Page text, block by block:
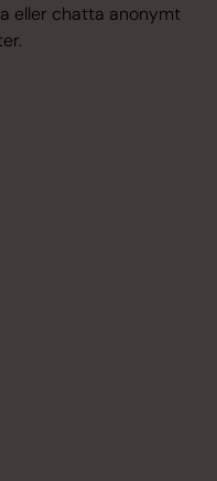
eller chatta anonymt